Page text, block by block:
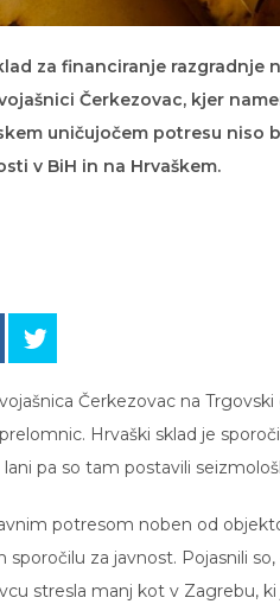
za financiranje razgradnje
Čerkezovac, kjer
uničujočem potresu niso
v BiH in na Hrvaškem.
Čerkezovac na
Hrvaški sklad je
pa so tam postavili
potresom noben od
sporočilu za javnost. Pojasnili
stresla manj kot v Zagrebu,